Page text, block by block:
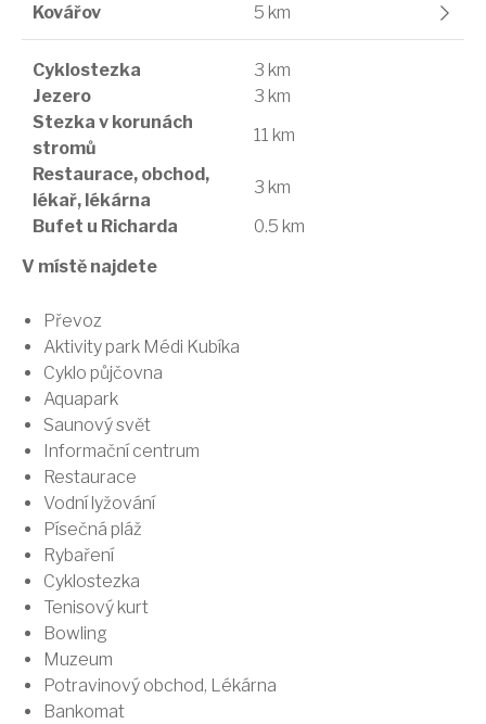
Kovářov 5 km
Cyklostezka
3 km
Jezero
3 km
Stezka v korunách
stromů
11 km
Restaurace, obchod,
lékař, lékárna
3 km
Bufet u Richarda
0.5 km
V místě najdete
Převoz
Aktivity park Médi Kubíka
Cyklo půjčovna
Aquapark
Saunový svět
Informační centrum
Restaurace
Vodní lyžování
Písečná pláž
Rybaření
Cyklostezka
Tenisový kurt
Bowling
Muzeum
Potravinový obchod, Lékárna
Bankomat